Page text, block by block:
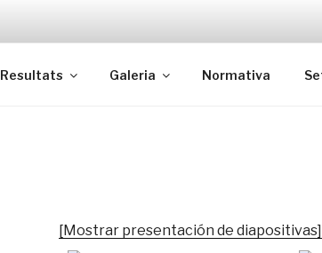
Resultats Galeria Normativa
[Mostrar presentación de diapositivas]